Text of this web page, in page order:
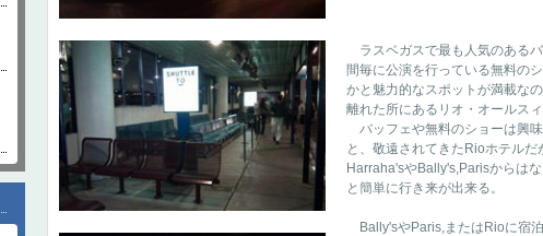
ラスベガスで最も人気のある
間毎に公演を行っている無料の
かと魅力的なスポットが満載な
離れた所にあるリオ・オールス
バッフェや無料のショーは興
と、敬遠されてきたRioホテル
Harraha'sやBally's,Parisからは
と簡単に行き来が出来る。
Bally'sやParis,またはRioに宿